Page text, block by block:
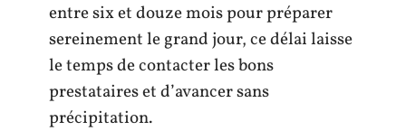
entre six et douze mois pour préparer
sereinement le grand jour, ce délai laisse
le temps de contacter les bons
prestataires et d’avancer sans
précipitation.